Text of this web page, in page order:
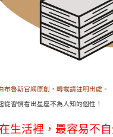
布魯斯官網原創，轉載請註明出處。
從習慣看出星座不為人知的個性！
生活裡，最容易不